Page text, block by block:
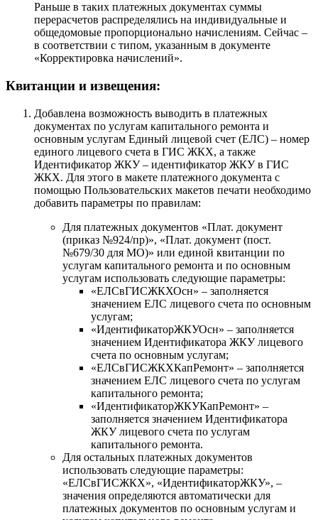
Раньше в таких платежных документах суммы
перерасчетов распределялись на индивидуальные и
общедомовые пропорционально начислениям. Сейчас –
в соответствии с типом, указанным в документе
«Корректировка начислений».
Квитанции и извещения:
Добавлена возможность выводить в платежных
документах по услугам капитального ремонта и
основным услугам Единый лицевой счет (ЕЛС) – номер
единого лицевого счета в ГИС ЖКХ, а также
Идентификатор ЖКУ – идентификатор ЖКУ в ГИС
ЖКХ. Для этого в макете платежного документа с
помощью Пользовательских макетов печати необходимо
добавить параметры по правилам:
Для платежных документов «Плат. документ
(приказ №924/пр)», «Плат. документ (пост.
№679/30 для МО)» или единой квитанции по
услугам капитального ремонта и по основным
услугам использовать следующие параметры:
«ЕЛСвГИСЖКХОсн» – заполняется
значением ЕЛС лицевого счета по основным
услугам;
«ИдентификаторЖКУОсн» – заполняется
значением Идентификатора ЖКУ лицевого
счета по основным услугам;
«ЕЛСвГИСЖКХКапРемонт» – заполняется
значением ЕЛС лицевого счета по услугам
капитального ремонта;
«ИдентификаторЖКУКапРемонт» –
заполняется значением Идентификатора
ЖКУ лицевого счета по услугам
капитального ремонта.
Для остальных платежных документов
использовать следующие параметры:
«ЕЛСвГИСЖКХ», «ИдентификаторЖКУ», –
значения определяются автоматически для
платежных документов по основным услугам и